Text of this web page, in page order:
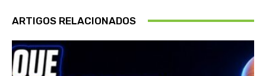
ARTIGOS RELACIONADOS